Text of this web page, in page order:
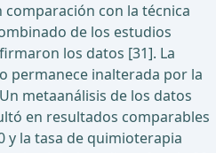
con la técnica
de los estudios
los datos [31]. La
permanece inalterada por la
metaanálisis de los datos
en resultados comparables
y la tasa de quimioterapia